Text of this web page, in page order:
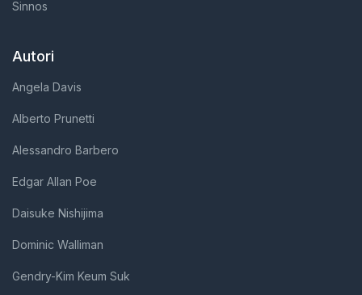
Sinnos
Autori
Angela Davis
Alberto Prunetti
Alessandro Barbero
Edgar Allan Poe
Daisuke Nishijima
Dominic Walliman
Gendry-Kim Keum Suk